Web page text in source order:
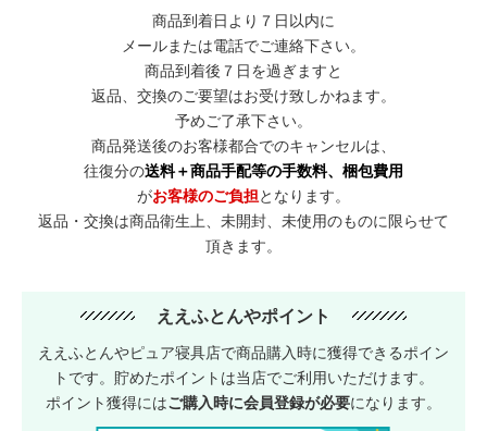
商品到着日より７日以内に
メールまたは電話でご連絡下さい。
商品到着後７日を過ぎますと
返品、交換のご要望はお受け致しかねます。
予めご了承下さい。
商品発送後のお客様都合でのキャンセルは、
往復分の送料＋商品手配等の手数料、梱包費用
がお客様のご負担となります。
返品・交換は商品衛生上、未開封、未使用のものに限らせて
頂きます。
ええふとんやポイント
ええふとんやピュア寝具店で商品購入時に獲得できるポイン
トです。貯めたポイントは当店でご利用いただけます。
ポイント獲得にはご購入時に会員登録が必要になります。